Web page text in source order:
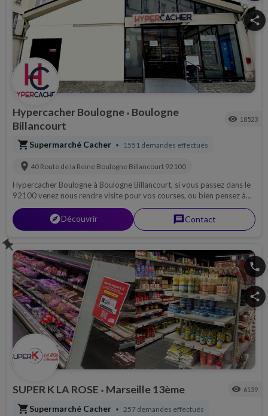
share
Hypercacher Boulogne • Boulogne
Billancourt
visibility 18523
shopping_cartSupermarché Cacher • 1551 demandes effectués
location_on 40 Route de la Reine Boulogne Billancourt 92100
Hypercacher Boulogne à Boulogne Billancourt, si vous passez dans le
92100 venez nous rendre visite pour vos courses, ou bien pensez à
nous contacter par téléphone pour découvrir notre magasin, ou pour
explorerDécouvrir messageContact
phone
share
SUPER K LA ROSE • Marseille 13ème visibility 6139
shopping_cartSupermarché Cacher • 257 demandes effectués